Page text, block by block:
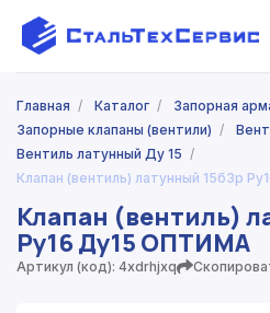
Главная / Каталог / Запорная
Запорные клапаны (вентили) /
Вентиль латунный Ду 15 /
Клапан (вентиль) латунный 15б3р
Клапан (вентиль)
Ру16 Ду15 ОПТИМА
Артикул (код): 4xdrhjxq